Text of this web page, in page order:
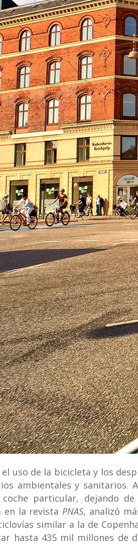
es el mejor
uso de la bicicleta y los
ambientales y sanitarios.
particular, dejando
en la revista PNAS, analizó
similar a la de
hasta 435 mil millones de